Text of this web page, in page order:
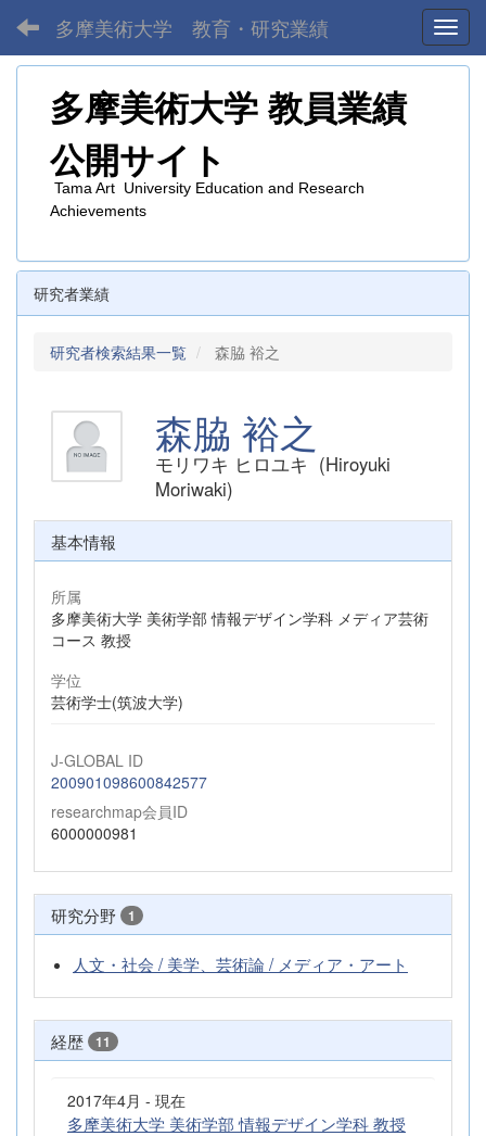
多摩美術大学 教育・研究業績
多摩美術大学 教員業績
公開サイト
Tama Art University Education and Research
Achievements
研究者業績
研究者検索結果一覧 森脇 裕之
森脇 裕之
モリワキ ヒロユキ (Hiroyuki
Moriwaki)
基本情報
所属
多摩美術大学 美術学部 情報デザイン学科 メディア芸術
コース 教授
学位
芸術学士(筑波大学)
J-GLOBAL ID
200901098600842577
researchmap会員ID
6000000981
研究分野 1
人文・社会 / 美学、芸術論 / メディア・アート
経歴 11
2017年4月 - 現在
多摩美術大学 美術学部 情報デザイン学科 教授